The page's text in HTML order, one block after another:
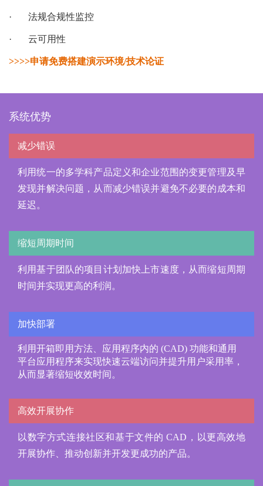
· 法规合规性监控
· 云可用性
>>>>申请免费搭建演示环境/技术论证
系统优势
减少错误
利用统一的多学科产品定义和企业范围的变更管理及早
发现并解决问题，从而减少错误并避免不必要的成本和
延迟。
缩短周期时间
利用基于团队的项目计划加快上市速度，从而缩短周期
时间并实现更高的利润。
加快部署
利用开箱即用方法、应用程序内的 (CAD) 功能和通用
平台应用程序来实现快速云端访问并提升用户采用率，
从而显著缩短收效时间。
高效开展协作
以数字方式连接社区和基于文件的 CAD ，以更高效地
开展协作、推动创新并开发更成功的产品。